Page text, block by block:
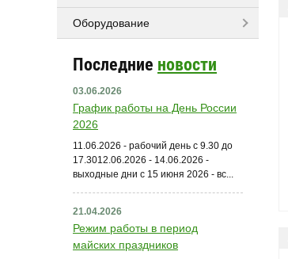
Оборудование
Последние новости
03.06.2026
График работы на День России
2026
11.06.2026 - рабочий день с 9.30 до
17.3012.06.2026 - 14.06.2026 -
выходные дни с 15 июня 2026 - вс...
21.04.2026
Режим работы в период
майских праздников